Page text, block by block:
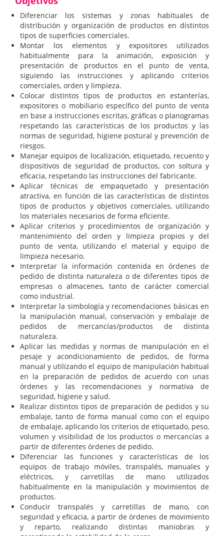
Diferenciar los sistemas y zonas habituales de
distribución y organización de productos en distintos
tipos de superficies comerciales.
Montar los elementos y expositores utilizados
habitualmente para la animación, exposición y
presentación de productos en el punto de venta,
siguiendo las instrucciones y aplicando criterios
comerciales, orden y limpieza.
Colocar distintos tipos de productos en estanterías,
expositores o mobiliario específico del punto de venta
en base a instrucciones escritas, gráficas o planogramas
respetando las características de los productos y las
normas de seguridad, higiene postural y prevención de
riesgos.
Manejar equipos de localización, etiquetado, recuento y
dispositivos de seguridad de productos, con soltura y
eficacia, respetando las instrucciones del fabricante.
Aplicar técnicas de empaquetado y presentación
atractiva, en función de las características de distintos
tipos de productos y objetivos comerciales, utilizando
los materiales necesarios de forma eficiente.
Aplicar criterios y procedimientos de organización y
mantenimiento del orden y limpieza propios y del
punto de venta, utilizando el material y equipo de
limpieza necesario.
Interpretar la información contenida en órdenes de
pedido de distinta naturaleza o de diferentes tipos de
empresas o almacenes, tanto de carácter comercial
como industrial.
Interpretar la simbología y recomendaciones básicas en
la manipulación manual, conservación y embalaje de
pedidos de mercancías/productos de distinta
naturaleza.
Aplicar las medidas y normas de manipulación en el
pesaje y acondicionamiento de pedidos, de forma
manual y utilizando el equipo de manipulación habitual
en la preparación de pedidos de acuerdo con unas
órdenes y las recomendaciones y normativa de
seguridad, higiene y salud.
Realizar distintos tipos de preparación de pedidos y su
embalaje, tanto de forma manual como con el equipo
de embalaje, aplicando los criterios de etiquetado, peso,
volumen y visibilidad de los productos o mercancías a
partir de diferentes órdenes de pedido.
Diferenciar las funciones y características de los
equipos de trabajo móviles, transpalés, manuales y
eléctricos, y carretillas de mano utilizados
habitualmente en la manipulación y movimientos de
productos.
Conducir transpalés y carretillas de mano, con
seguridad y eficacia, a partir de órdenes de movimiento
y reparto, realizando distintas maniobras y